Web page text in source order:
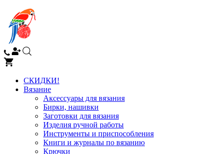
СКИДКИ!
Вязание
Аксессуары для вязания
Бирки, нашивки
Заготовки для вязания
Изделия ручной работы
Инструменты и приспособления
Книги и журналы по вязанию
Крючки